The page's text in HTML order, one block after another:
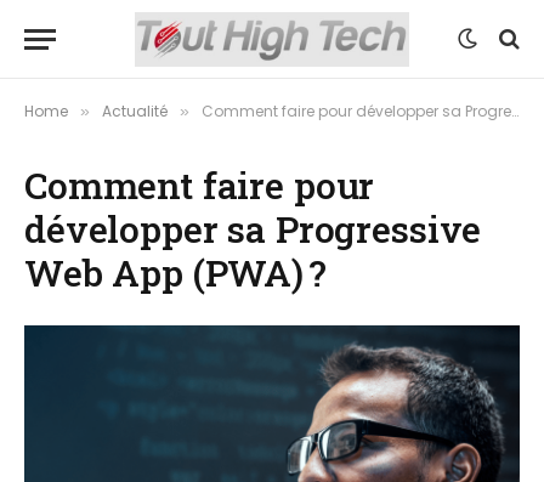
Home » Actualité » Comment faire pour développer sa Progressive Web App (PWA) ?
Comment faire pour
développer sa Progressive
Web App (PWA) ?